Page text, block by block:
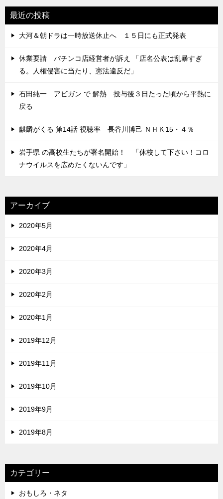
最近の投稿
大河＆朝ドラは一時放送休止へ １５日にも正式発表
休業要請 パチンコ店経営者が訴え 「店名公表は乱暴すぎ
る。人権侵害に当たり、憲法違反だ」
石田純一 アビガン で 解熱 投与後３日たった頃から平熱に
戻る
麒麟がくる 第14話 視聴率 長谷川博己 ＮＨＫ15・４％
岩手県 の高校生たちが署名開始！ 「休校して下さい！コロ
ナウイルスを広めたくないんです」
アーカイブ
2020年5月
2020年4月
2020年3月
2020年2月
2020年1月
2019年12月
2019年11月
2019年10月
2019年9月
2019年8月
カテゴリー
おもしろ・ネタ